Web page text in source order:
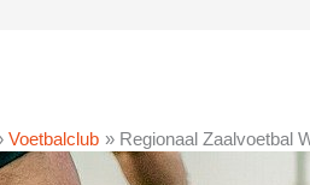
Voetbalclub Regionaal Zaalvoetbal